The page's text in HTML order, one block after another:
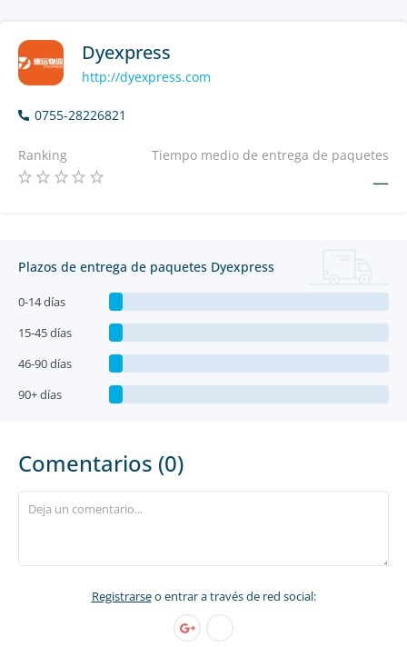
Dyexpress
http://dyexpress.com
0755-28226821
Ranking Tiempo medio de entrega de paquetes
—
Plazos de entrega de paquetes Dyexpress
0-14 días
15-45 días
46-90 días
90+ días
Comentarios (0)
Registrarseo entrar a través de red social: